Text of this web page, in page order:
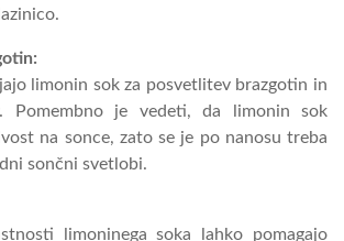
limonin sok za posvetlitev brazgotin in
Pomembno je vedeti, da limonin sok
na sonce, zato se je po nanosu treba
sončni svetlobi.
limoninega soka lahko pomagajo